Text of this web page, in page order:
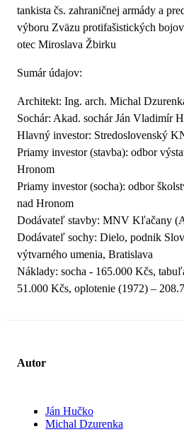
tankista čs. zahraničnej armády a
výboru Zväzu protifašistických
otec Miroslava Žbirku
Sumár údajov:
Architekt: Ing. arch. Michal
Sochár: Akad. sochár Ján Vladimír
Hlavný investor: Stredoslovenský
Priamy investor (stavba): odbor
Hronom
Priamy investor (socha): odbor
nad Hronom
Dodávateľ stavby: MNV Kľačany
Dodávateľ sochy: Dielo, podnik
výtvarného umenia, Bratislava
Náklady: socha - 165.000 Kčs,
51.000 Kčs, oplotenie (1972) –
Autor
Ján Hučko
Michal Dzurenka